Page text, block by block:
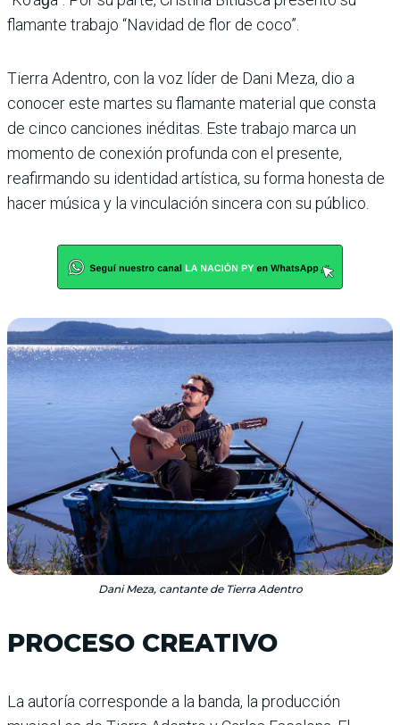
flamante trabajo “Navidad de flor de coco”.
Tierra Adentro, con la voz líder de Dani Meza, dio a
conocer este martes su flamante material que consta
de cinco canciones inéditas. Este trabajo marca un
momento de conexión profunda con el presente,
reafirmando su identidad artística, su forma honesta de
hacer música y la vinculación sincera con su público.
Dani Meza, cantante de Tierra Adentro
PROCESO CREATIVO
La autoría corresponde a la banda, la producción